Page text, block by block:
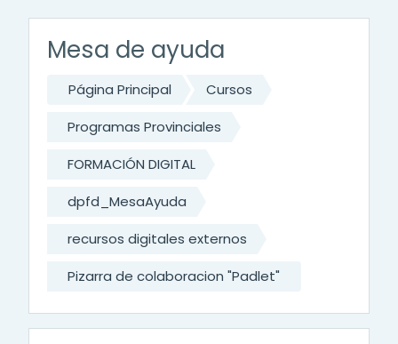
Mesa de ayuda
Página Principal
Cursos
Programas Provinciales
FORMACIÓN DIGITAL
dpfd_MesaAyuda
recursos digitales externos
Pizarra de colaboracion "Padlet"